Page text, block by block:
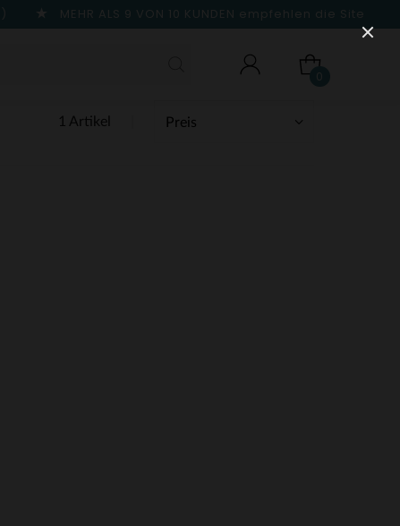
MEHR ALS 9 VON 10 KUNDEN empfehlen die Site
0
1 Artikel